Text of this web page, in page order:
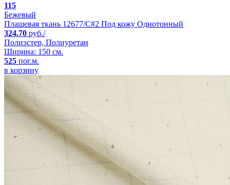
115
Бежевый
Плащевая ткань 12677/C#2 Под кожу Однотонный
324.70 руб./
Полиэстер, Полиуретан
Ширина: 150 см.
525 пог.м.
в корзину